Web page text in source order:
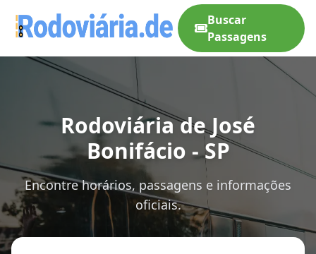
Buscar
Passagens
Rodoviária de José
Bonifácio - SP
Encontre horários, passagens e informações
oficiais.